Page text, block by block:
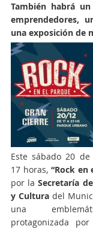
También habrá
emprendedores,
una exposición de
Este sábado 20
17 horas, “Rock en
por la Secretaría
y Cultura del
una
protagonizada